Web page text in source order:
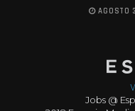
AGOSTO
Jobs @